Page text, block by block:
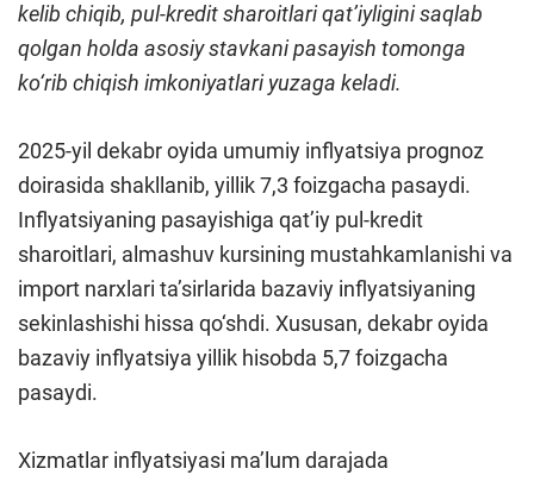
kelib chiqib, pul-kredit sharoitlari qat’iyligini saqlab
qolgan holda asosiy stavkani pasayish tomonga
ko‘rib chiqish imkoniyatlari yuzaga keladi.
2025-yil dekabr oyida umumiy inflyatsiya prognoz
doirasida shakllanib, yillik 7,3 foizgacha pasaydi.
Inflyatsiyaning pasayishiga qat’iy pul-kredit
sharoitlari, almashuv kursining mustahkamlanishi va
import narxlari ta’sirlarida bazaviy inflyatsiyaning
sekinlashishi hissa qo‘shdi. Xususan, dekabr oyida
bazaviy inflyatsiya yillik hisobda 5,7 foizgacha
pasaydi.
Xizmatlar inflyatsiyasi ma’lum darajada